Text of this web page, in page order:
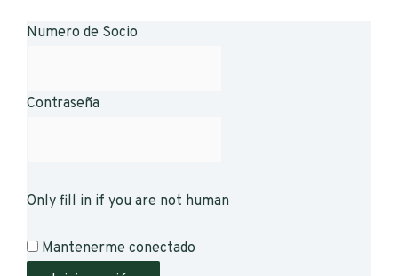
Numero de Socio
Contraseña
Only fill in if you are not human
Mantenerme conectado